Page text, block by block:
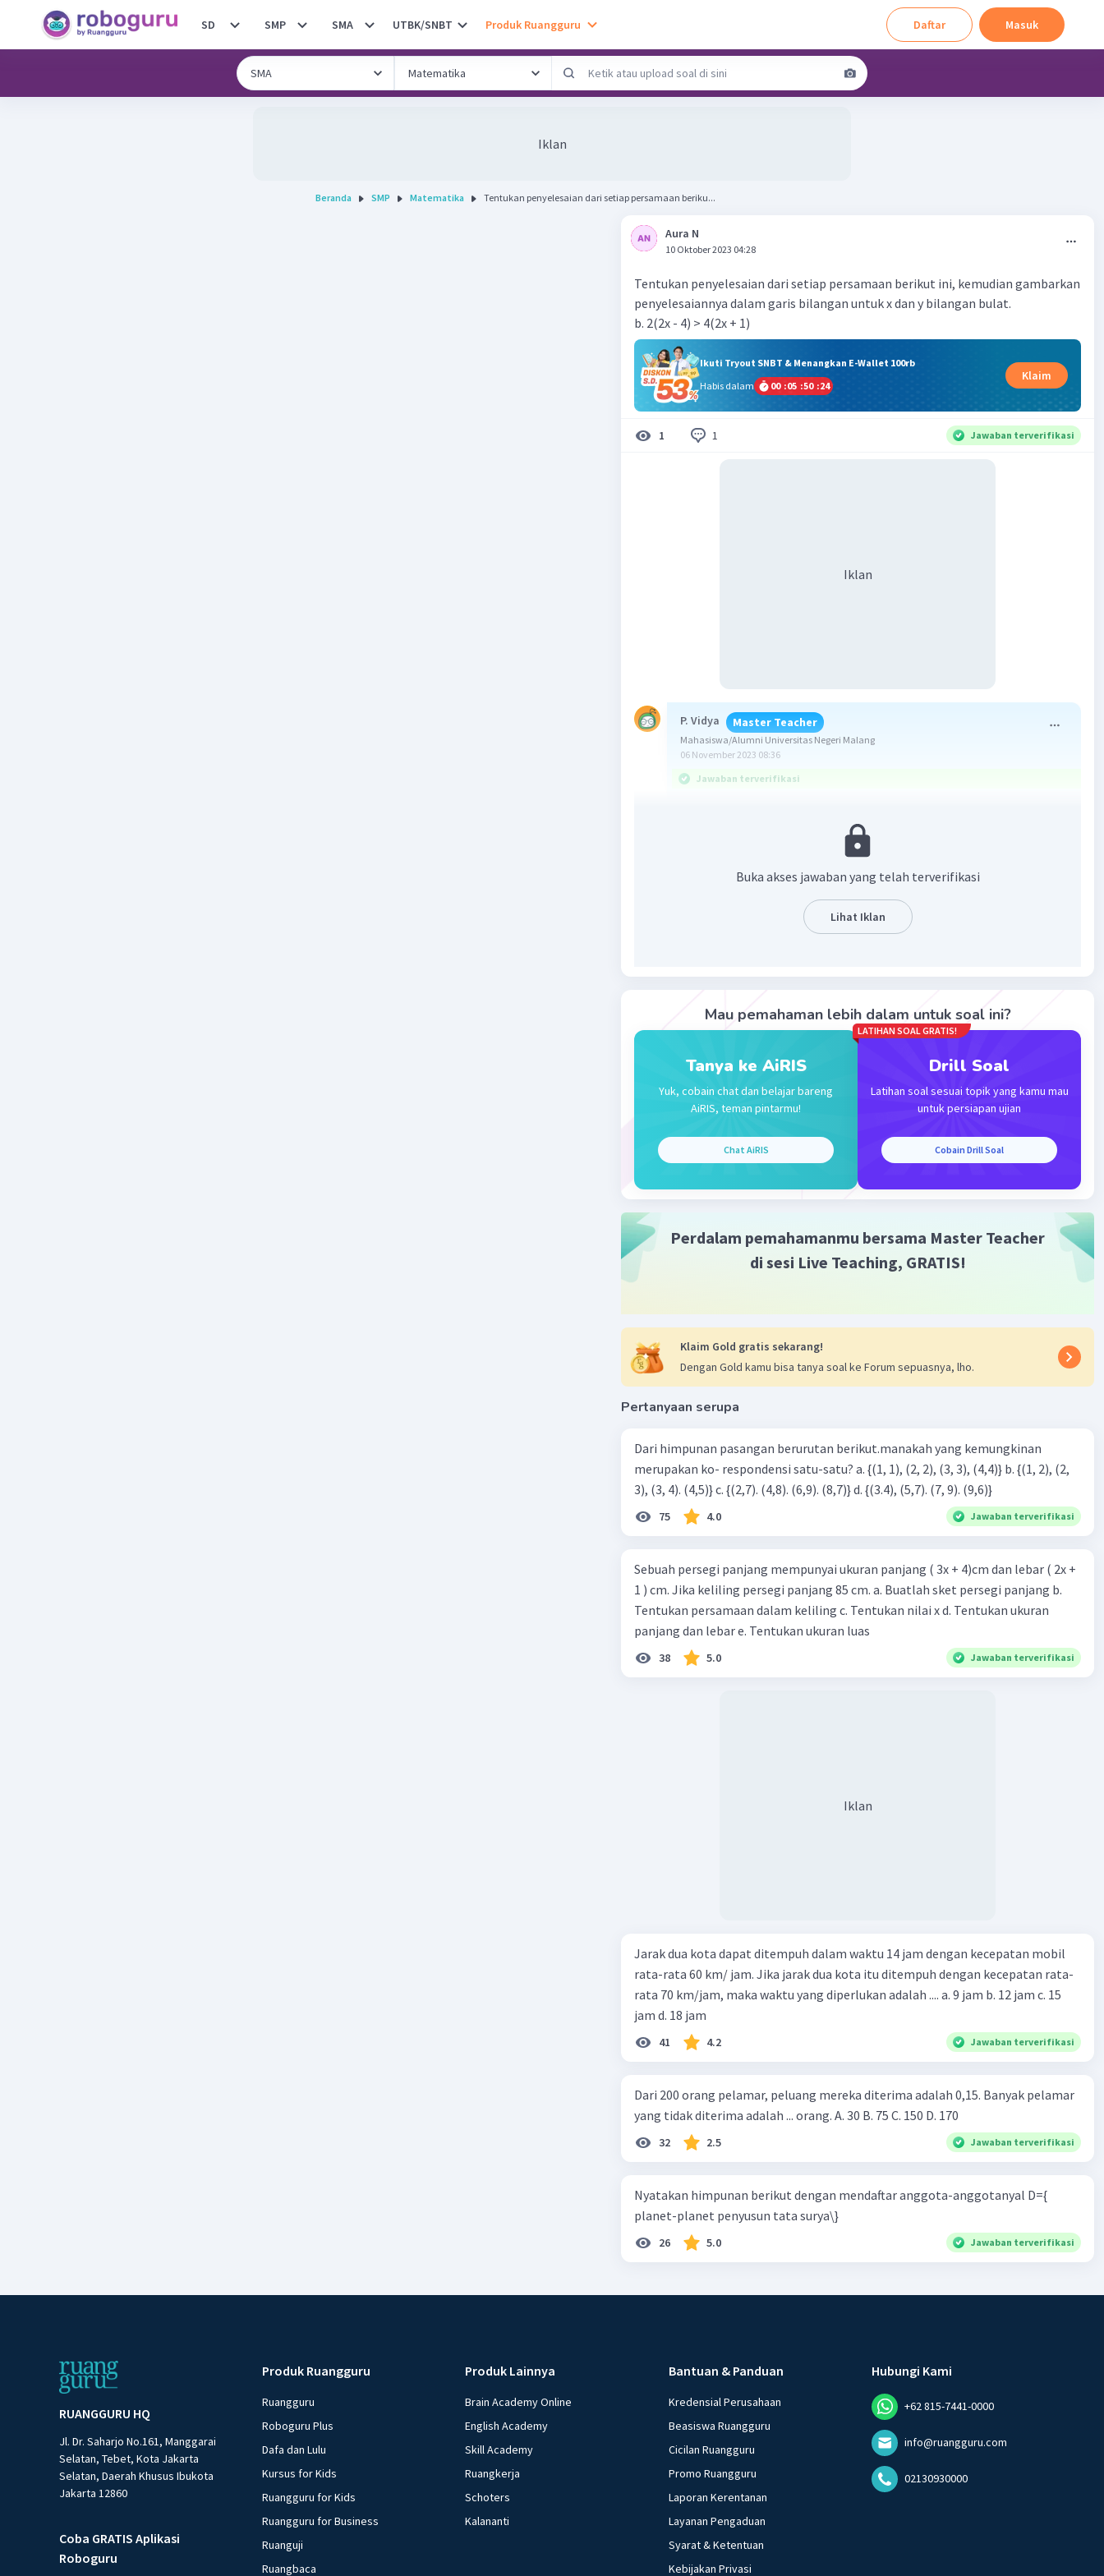
SD SMP SMA UTBK/SNBT Produk Ruangguru Daftar Masuk
Iklan
Beranda SMP Matematika Tentukan penyelesaian dari setiap persamaan beriku...
Aura N
10 Oktober 2023 04:28
Tentukan penyelesaian dari setiap persamaan berikut ini, kemudian gambarkan
penyelesaiannya dalam garis bilangan untuk x dan y bilangan bulat.
b. 2(2x - 4) > 4(2x + 1)
Ikuti Tryout SNBT & Menangkan E-Wallet 100rb
Habis dalam
00 :05 :50 :23
Klaim
1 1 Jawaban terverifikasi
Iklan
P. Vidya Master Teacher
Mahasiswa/Alumni Universitas Negeri Malang
06 November 2023 08:36
Jawaban terverifikasi
4x-8 > 8x+4
diperoleh gambar seperti berikut.
Jadi, jawaban yang benar adalah seperti gambar berikut.
Beri Rating·0.0(0) Balas
Iklan
Buka akses jawaban yang telah terverifikasi
Lihat Iklan
Mau pemahaman lebih dalam untuk soal ini?
Tanya ke AiRIS
Yuk, cobain chat dan belajar bareng
AiRIS, teman pintarmu!
Chat AiRIS
LATIHAN SOAL GRATIS!
Drill Soal
Latihan soal sesuai topik yang kamu mau
untuk persiapan ujian
Cobain Drill Soal
Perdalam pemahamanmu bersama Master Teacher
di sesi Live Teaching, GRATIS!
Klaim Gold gratis sekarang!
Dengan Gold kamu bisa tanya soal ke Forum sepuasnya, lho.
Pertanyaan serupa
Dari himpunan pasangan berurutan berikut.manakah yang kemungkinan
merupakan ko- respondensi satu-satu? a. {(1, 1), (2, 2), (3, 3), (4,4)} b. {(1, 2), (2,
3), (3, 4). (4,5)} c. {(2,7). (4,8). (6,9). (8,7)} d. {(3.4), (5,7). (7, 9). (9,6)}
75 4.0 Jawaban terverifikasi
Sebuah persegi panjang mempunyai ukuran panjang ( 3x + 4)cm dan lebar ( 2x +
1 ) cm. Jika keliling persegi panjang 85 cm. a. Buatlah sket persegi panjang b.
Tentukan persamaan dalam keliling c. Tentukan nilai x d. Tentukan ukuran
panjang dan lebar e. Tentukan ukuran luas
38 5.0 Jawaban terverifikasi
Iklan
Jarak dua kota dapat ditempuh dalam waktu 14 jam dengan kecepatan mobil
rata-rata 60 km/ jam. Jika jarak dua kota itu ditempuh dengan kecepatan rata-
rata 70 km/jam, maka waktu yang diperlukan adalah .... a. 9 jam b. 12 jam c. 15
jam d. 18 jam
41 4.2 Jawaban terverifikasi
Dari 200 orang pelamar, peluang mereka diterima adalah 0,15. Banyak pelamar
yang tidak diterima adalah ... orang. A. 30 B. 75 C. 150 D. 170
32 2.5 Jawaban terverifikasi
Nyatakan himpunan berikut dengan mendaftar anggota-anggotanyal D={
planet-planet penyusun tata surya\}
26 5.0 Jawaban terverifikasi
RUANGGURU HQ
Jl. Dr. Saharjo No.161, Manggarai
Selatan, Tebet, Kota Jakarta
Selatan, Daerah Khusus Ibukota
Jakarta 12860
Coba GRATIS Aplikasi
Roboguru
Produk Ruangguru
Ruangguru
Roboguru Plus
Dafa dan Lulu
Kursus for Kids
Ruangguru for Kids
Ruangguru for Business
Ruanguji
Ruangbaca
Produk Lainnya
Brain Academy Online
English Academy
Skill Academy
Ruangkerja
Schoters
Kalananti
Bantuan & Panduan
Kredensial Perusahaan
Beasiswa Ruangguru
Cicilan Ruangguru
Promo Ruangguru
Laporan Kerentanan
Layanan Pengaduan
Syarat & Ketentuan
Kebijakan Privasi
Hubungi Kami
+62 815-7441-0000
info@ruangguru.com
02130930000